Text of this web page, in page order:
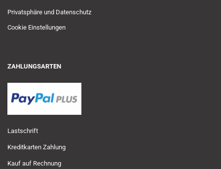
Privatsphäre und Datenschutz
Cookie Einstellungen
ZAHLUNGSARTEN
Lastschrift
Kreditkarten Zahlung
Kauf auf Rechnung